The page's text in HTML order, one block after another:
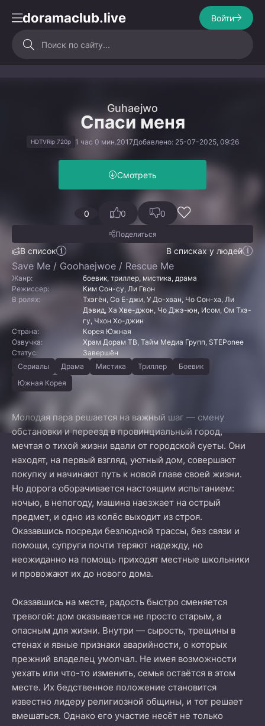
doramaclub.live Войти
Guhaejwo
Спаси меня
HDTVRip 720p 1 час 0 мин.2017Добавлено: 25-07-2025, 09:26
Смотреть
0
В список В списках у людей
0 0
Поделиться
Save Me / Goohaejwoe / Rescue Me
Жанр:
боевик, триллер, мистика, драма
Режиссер:
Ким Сон-су, Ли Гвон
В ролях:
Тхэгён, Со Е-джи, У До-хван, Чо Сон-ха, Ли
Дэвид, Ха Хве-джон, Чо Джэ-юн, Исом, Ом Тхэ-
гу, Чхон Хо-джин
Страна:
Корея Южная
Озвучка:
Храм Дорам ТВ, Тайм Медиа Групп, STEPonee
Статус:
Завершён
Сериалы
Драма Мистика Триллер
Боевик
Южная Корея
Молодая пара решается на важный шаг — смену
обстановки и переезд в провинциальный город,
мечтая о тихой жизни вдали от городской суеты. Они
находят, на первый взгляд, уютный дом, совершают
покупку и начинают путь к новой главе своей жизни.
Но дорога оборачивается настоящим испытанием:
ночью, в непогоду, машина наезжает на острый
предмет, и одно из колёс выходит из строя.
Оказавшись посреди безлюдной трассы, без связи и
помощи, супруги почти теряют надежду, но
неожиданно на помощь приходят местные школьники
и провожают их до нового дома.
Оказавшись на месте, радость быстро сменяется
тревогой: дом оказывается не просто старым, а
опасным для жизни. Внутри — сырость, трещины в
стенах и явные признаки аварийности, о которых
прежний владелец умолчал. Не имея возможности
уехать или что-то изменить, семья остаётся в этом
месте. Их бедственное положение становится
известно лидеру религиозной общины, и тот решает
вмешаться. Однако его участие несёт не только